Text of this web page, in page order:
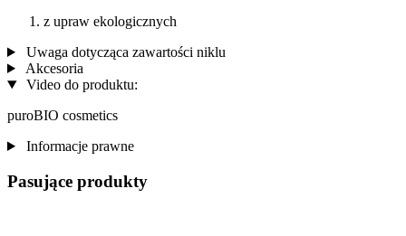
z upraw ekologicznych
Uwaga dotycząca zawartości niklu
Akcesoria
Video do produktu:
puroBIO cosmetics
Informacje prawne
Pasujące produkty